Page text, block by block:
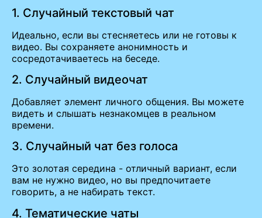
1. Случайный текстовый чат
Идеально, если вы стесняетесь или не готовы к
видео. Вы сохраняете анонимность и
сосредотачиваетесь на беседе.
2. Случайный видеочат
Добавляет элемент личного общения. Вы можете
видеть и слышать незнакомцев в реальном
времени.
3. Случайный чат без голоса
Это золотая середина - отличный вариант, если
вам не нужно видео, но вы предпочитаете
говорить, а не набирать текст.
4. Тематические чаты